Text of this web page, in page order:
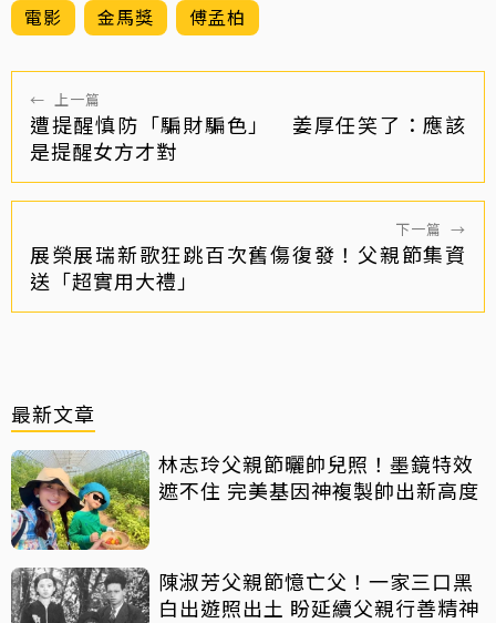
電影 金馬獎 傅孟柏
← 上一篇
遭提醒慎防「騙財騙色」 姜厚任笑了：應該
是提醒女方才對
下一篇 →
展榮展瑞新歌狂跳百次舊傷復發！父親節集資
送「超實用大禮」
最新文章
林志玲父親節曬帥兒照！墨鏡特效
遮不住 完美基因神複製帥出新高度
陳淑芳父親節憶亡父！一家三口黑
白出遊照出土 盼延續父親行善精神